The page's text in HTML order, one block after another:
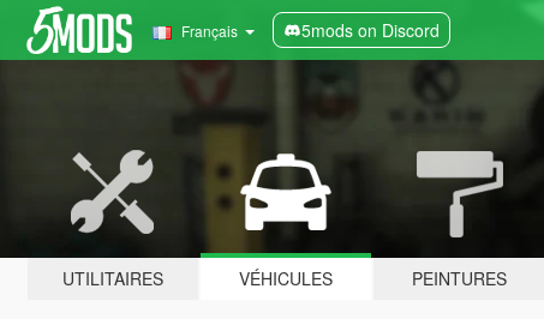
Français 5mods on Discord
UTILITAIRES VÉHICULES PEINTURES